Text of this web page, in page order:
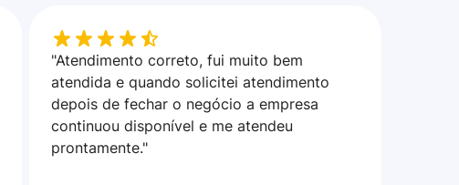
"Atendimento correto, fui muito bem
atendida e quando solicitei atendimento
depois de fechar o negócio a empresa
continuou disponível e me atendeu
prontamente."